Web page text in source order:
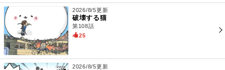
2026/8/5更新
破壊する猫
第108話
25
2026/8/5更新